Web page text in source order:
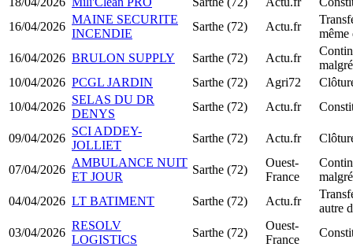
16/04/2026
MAINE SECURITE
INCENDIE
Sarthe (72) Actu.fr
même
16/04/2026 BRULON SUPPLY Sarthe (72) Actu.fr
10/04/2026 PCGL JARDIN Sarthe (72) Agri72
10/04/2026
SELAS DU DR
DENYS
Sarthe (72) Actu.fr
09/04/2026
SCI ADDEY-
JOLLIET
Sarthe (72) Actu.fr
07/04/2026
AMBULANCE NUIT
ET JOUR
Sarthe (72)
Ouest-
France
04/04/2026 LT BATIMENT Sarthe (72) Actu.fr
autre
03/04/2026
RESOLV
LOGISTICS
Sarthe (72)
Ouest-
France